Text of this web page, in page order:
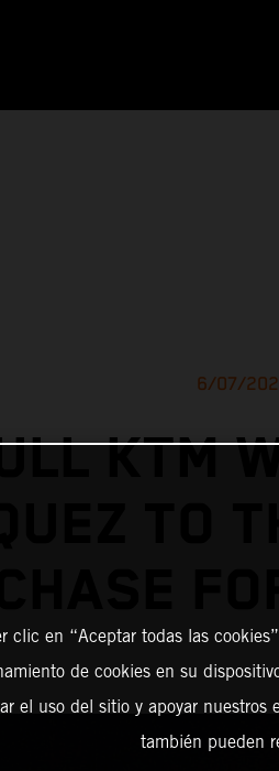
6/07/
KTM
TO
clic en “Aceptar todas las
de cookies en su
el uso del sitio y apoyar nuestros
también pueden